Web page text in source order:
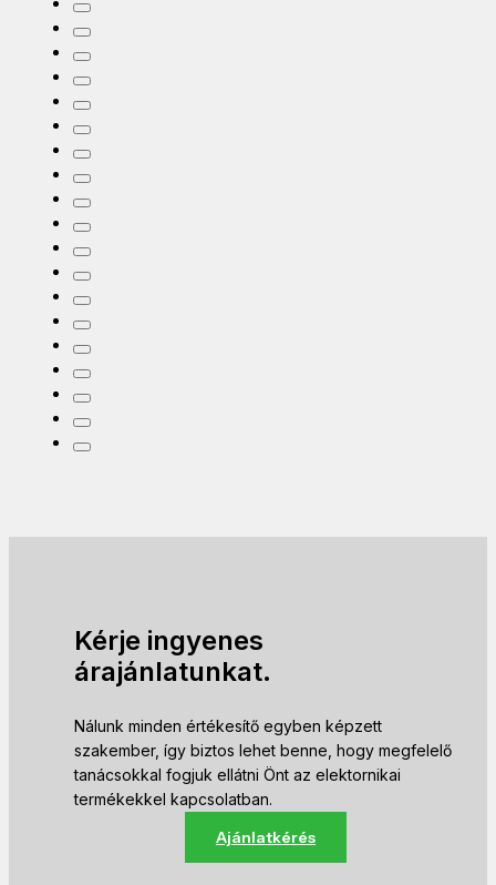
Kérje ingyenes
árajánlatunkat.
Nálunk minden értékesítő egyben képzett
szakember, így biztos lehet benne, hogy megfelelő
tanácsokkal fogjuk ellátni Önt az elektornikai
termékekkel kapcsolatban.
Ajánlatkérés